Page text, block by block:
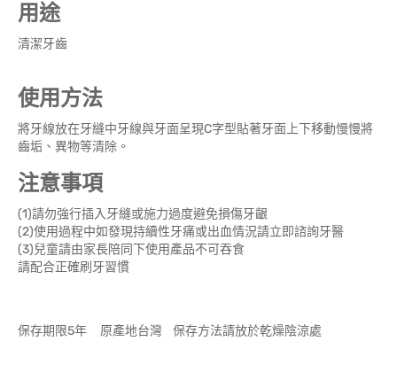
用途
清潔牙齒
使用方法
將牙線放在牙縫中牙線與牙面呈現C字型貼著牙面上下移動慢慢將
齒垢、異物等清除。
注意事項
(1)請勿強行插入牙縫或施力過度避免損傷牙齦
(2)使用過程中如發現持續性牙痛或出血情況請立即諮詢牙醫
(3)兒童請由家長陪同下使用產品不可吞食
請配合正確刷牙習慣
保存期限5年 原產地台灣 保存方法請放於乾燥陰涼處